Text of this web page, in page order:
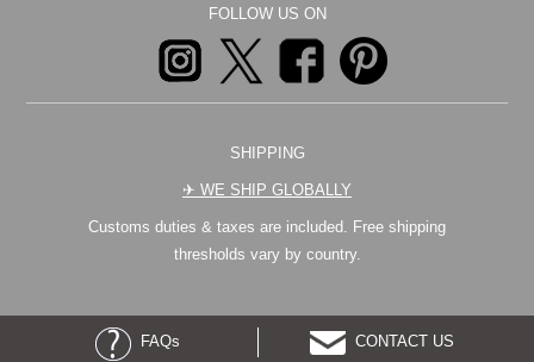
FOLLOW US ON
SHIPPING
✈︎ WE SHIP GLOBALLY
Customs duties & taxes are included. Free shipping
thresholds vary by country.
FAQs CONTACT US